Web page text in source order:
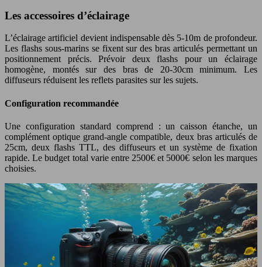
Les accessoires d’éclairage
L’éclairage artificiel devient indispensable dès 5-10m de profondeur.
Les flashs sous-marins se fixent sur des bras articulés permettant un
positionnement précis. Prévoir deux flashs pour un éclairage
homogène, montés sur des bras de 20-30cm minimum. Les
diffuseurs réduisent les reflets parasites sur les sujets.
Configuration recommandée
Une configuration standard comprend : un caisson étanche, un
complément optique grand-angle compatible, deux bras articulés de
25cm, deux flashs TTL, des diffuseurs et un système de fixation
rapide. Le budget total varie entre 2500€ et 5000€ selon les marques
choisies.